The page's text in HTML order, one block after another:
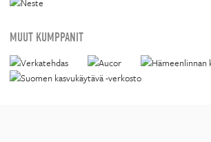
MUUT KUMPPANIT